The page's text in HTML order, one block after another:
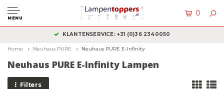
MENU
0
KLANTENSERVICE: +31 (0)36 2340050
Home Neuhaus PURE Neuhaus PURE E-Infinity
Neuhaus PURE E-Infinity Lampen
Filters